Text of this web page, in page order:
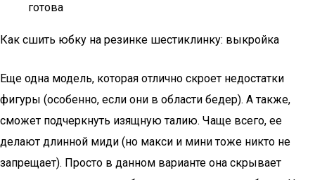
готова
Как сшить юбку на резинке шестиклинку: выкройка
Еще одна модель, которая отлично скроет недостатки
фигуры (особенно, если они в области бедер). А также,
сможет подчеркнуть изящную талию. Чаще всего, ее
делают длинной миди (но макси и мини тоже никто не
запрещает). Просто в данном варианте она скрывает